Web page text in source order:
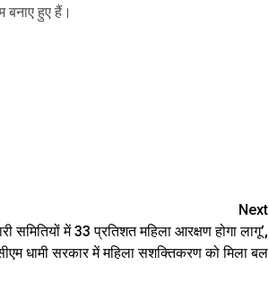
बनाए हुए हैं।
Next
समितियों में 33 प्रतिशत महिला आरक्षण होगा लागू’,
धामी सरकार में महिला सशक्तिकरण को मिला बल